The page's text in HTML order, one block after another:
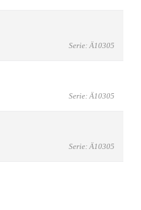
Serie: Ä10305
Serie: Ä10305
Serie: Ä10305